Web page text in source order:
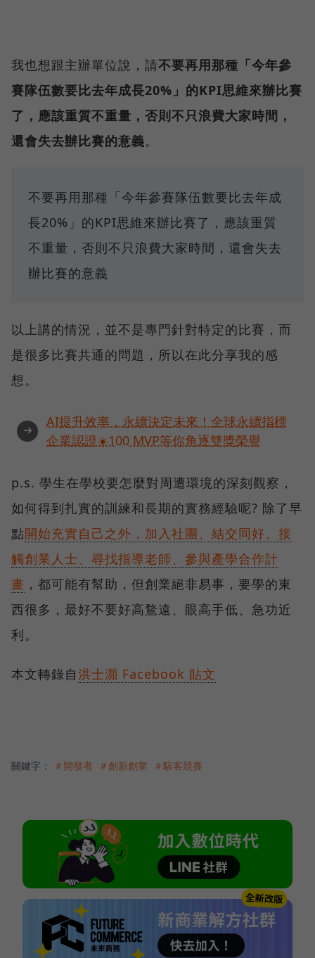
我也想跟主辦單位說，請不要再用那種「今年參
賽隊伍數要比去年成長20%」的KPI思維來辦比賽
了，應該重質不重量，否則不只浪費大家時間，
還會失去辦比賽的意義。
不要再用那種「今年參賽隊伍數要比去年成
長20%」的KPI思維來辦比賽了，應該重質
不重量，否則不只浪費大家時間，還會失去
辦比賽的意義
以上講的情況，並不是專門針對特定的比賽，而
是很多比賽共通的問題，所以在此分享我的感
想。
➜
AI提升效率，永續決定未來！全球永續指標
企業認證☀️100 MVP等你角逐雙獎榮譽
p.s. 學生在學校要怎麼對周遭環境的深刻觀察，
如何得到扎實的訓練和長期的實務經驗呢? 除了早
點開始充實自己之外，加入社團、結交同好、接
觸創業人士、尋找指導老師、參與產學合作計
畫 ，都可能有幫助，但創業絕非易事，要學的東
西很多，最好不要好高鶩遠、眼高手低、急功近
利。
本文轉錄自洪士灝 Facebook 貼文
關鍵字： ＃開發者 ＃創新創業 ＃駭客競賽